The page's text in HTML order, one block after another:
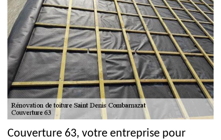
Couverture 63, votre entreprise pour